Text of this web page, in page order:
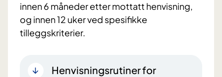
innen 6 måneder etter mottatt henvisning,
og innen 12 uker ved spesifikke
tilleggskriterier.
Henvisningsrutiner for